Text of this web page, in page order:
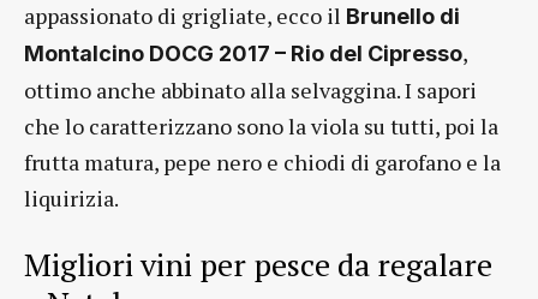
appassionato di grigliate, ecco il Brunello di
Montalcino DOCG 2017 – Rio del Cipresso,
ottimo anche abbinato alla selvaggina. I sapori
che lo caratterizzano sono la viola su tutti, poi la
frutta matura, pepe nero e chiodi di garofano e la
liquirizia.
Migliori vini per pesce da regalare